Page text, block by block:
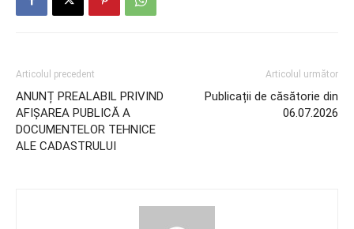
Articolul precedent
ANUNȚ PREALABIL PRIVIND
AFIȘAREA PUBLICĂ A
DOCUMENTELOR TEHNICE
ALE CADASTRULUI
Articolul următor
Publicații de căsătorie din
06.07.2026